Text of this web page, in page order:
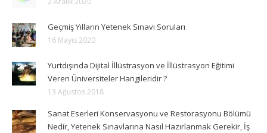
Geçmiş Yılların Yetenek Sınavı Soruları
16 Mayıs 2020
Yurtdışında Dijital İllüstrasyon ve İllüstrasyon Eğitimi
Veren Üniversiteler Hangileridir ?
13 Ağustos 2018
Sanat Eserleri Konservasyonu ve Restorasyonu Bölümü
Nedir, Yetenek Sınavlarına Nasıl Hazırlanmak Gerekir, İş